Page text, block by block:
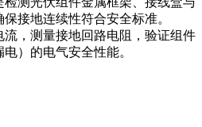
接地连续性符合安全标准。
，测量接地回路电阻，验证组件
）的电气安全性能。